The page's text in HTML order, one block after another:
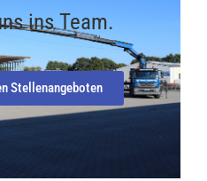
ins Team.
Stellenangeboten